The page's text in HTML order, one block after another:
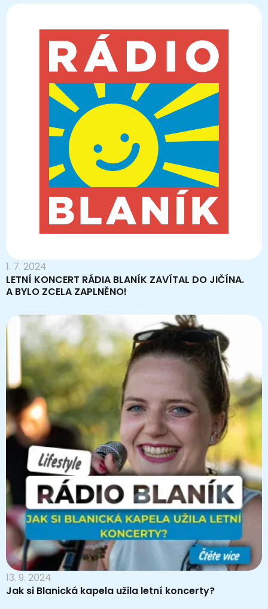
1. 7. 2024
LETNÍ KONCERT RÁDIA BLANÍK ZAVÍTAL DO JIČÍNA.
A BYLO ZCELA ZAPLNĚNO!
13. 9. 2024
Jak si Blanická kapela užila letní koncerty?